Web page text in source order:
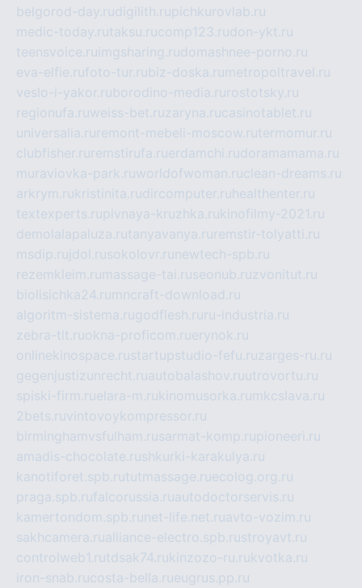
belgorod-day.rudigilith.rupichkurovlab.ru
medic-today.rutaksu.rucomp123.rudon-ykt.ru
teensvoice.ru imgsharing.rudomashnee-porno.ru
eva-elfie.rufoto-tur.rubiz-doska.ru metropoltravel.ru
veslo-i-yakor.ruborodino-media.ru rostotsky.ru
regionufa.ruweiss-bet.ruzaryna.rucasinotablet.ru
universalia.ru remont-mebeli-moscow.rutermomur.ru
clubfisher.ru remstirufa.ruerdamchi.rudoramamama.ru
muraviovka-park.ruworldofwoman.ruclean-dreams.ru
arkrym.rukristinita.rudircomputer.ru healthenter.ru
textexperts.rupivnaya-kruzhka.rukinofilmy-2021.ru
demolalapaluza.rutanyavanya.ru remstir-tolyatti.ru
msdip.ru jdol.rusokolovr.ru newtech-spb.ru
rezemkleim.ru massage-tai.ruseonub.ruzvonitut.ru
biolisichka24.ru mncraft-download.ru
algoritm-sistema.rugodflesh.ru ru-industria.ru
zebra-tlt.ruokna-proficom.ruerynok.ru
onlinekinospace.rustartupstudio-fefu.ruzarges-ru.ru
gegenjustizunrecht.ruautobalashov.ruutrovortu.ru
spiski-firm.ruelara-m.rukinomusorka.ru mkcslava.ru
2bets.ruvintovoykompressor.ru
birminghamvsfulham.rusarmat-komp.rupioneeri.ru
amadis-chocolate.rushkurki-karakulya.ru
kanotiforet.spb.rututmassage.ruecolog.org.ru
praga.spb.rufalcorussia.ruautodoctorservis.ru
kamertondom.spb.ru net-life.net.ruavto-vozim.ru
sakhcamera.rualliance-electro.spb.rustroyavt.ru
controlweb1.rutdsak74.rukinzozo-ru.rukvotka.ru
iron-snab.rucosta-bella.rueugrus.pp.ru